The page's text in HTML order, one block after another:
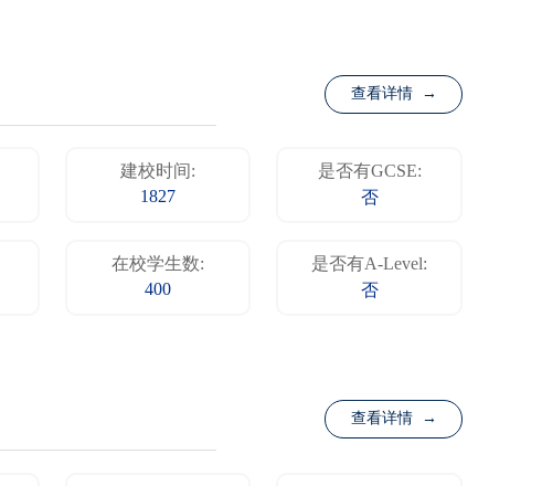
查看详情 →
建校时间:
1827
是否有GCSE:
否
在校学生数:
400
是否有A-Level:
否
查看详情 →